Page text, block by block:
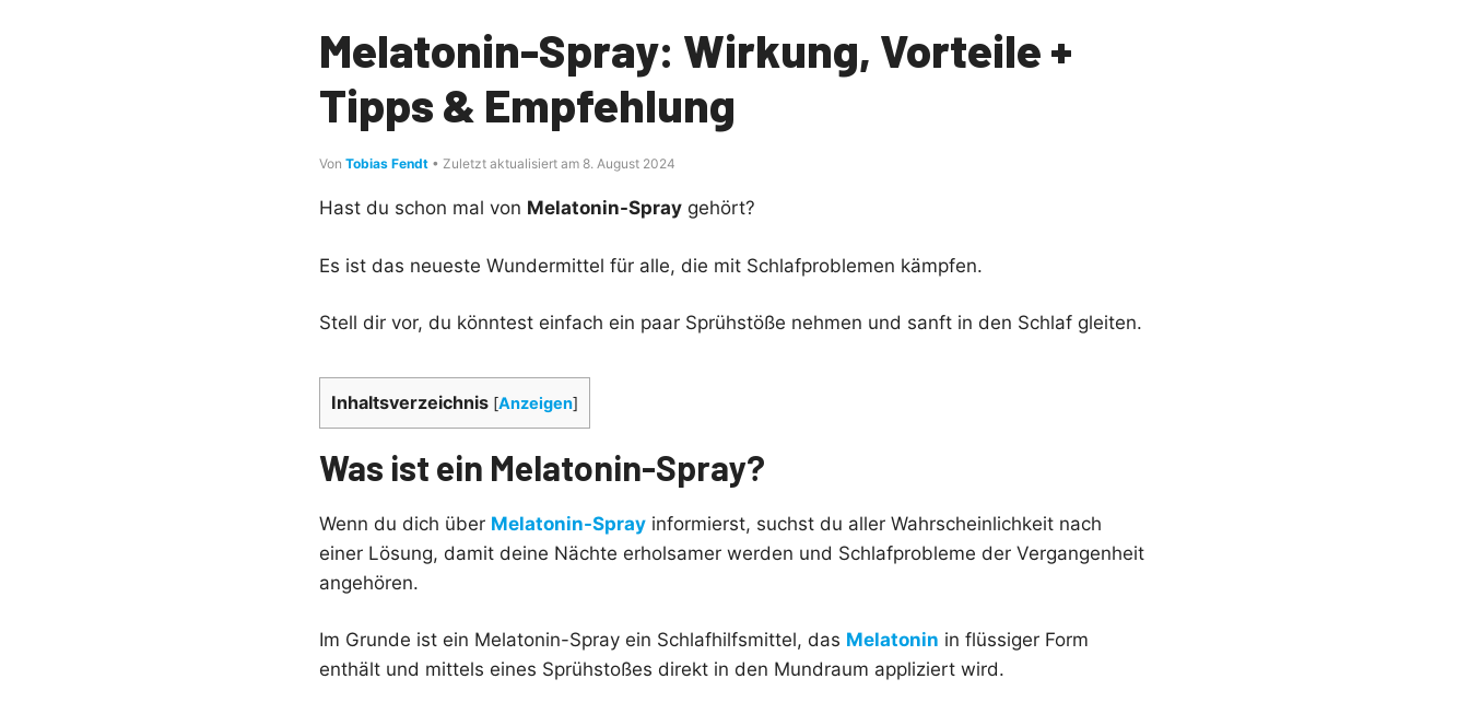
Melatonin-Spray: Wirkung, Vorteile +
Tipps & Empfehlung
Von Tobias Fendt • Zuletzt aktualisiert am 8. August 2024
Hast du schon mal von Melatonin-Spray gehört?
Es ist das neueste Wundermittel für alle, die mit Schlafproblemen kämpfen.
Stell dir vor, du könntest einfach ein paar Sprühstöße nehmen und sanft in den Schlaf gleiten.
Inhaltsverzeichnis [Anzeigen]
Was ist ein Melatonin-Spray?
Wenn du dich über Melatonin-Spray informierst, suchst du aller Wahrscheinlichkeit nach
einer Lösung, damit deine Nächte erholsamer werden und Schlafprobleme der Vergangenheit
angehören.
Im Grunde ist ein Melatonin-Spray ein Schlafhilfsmittel, das Melatonin in flüssiger Form
enthält und mittels eines Sprühstoßes direkt in den Mundraum appliziert wird.